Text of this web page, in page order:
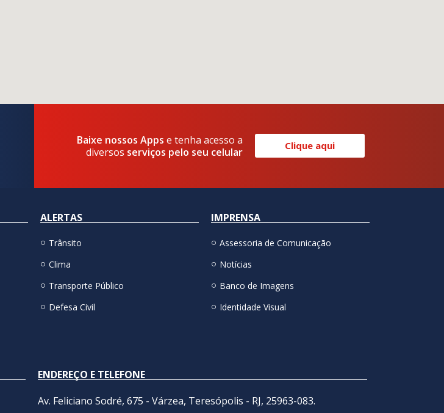
Baixe nossos Appse tenha acesso a
diversos serviços pelo seu celular Clique aqui
ALERTAS
Trânsito
Clima
Transporte Público
Defesa Civil
IMPRENSA
Assessoria de Comunicação
Notícias
Banco de Imagens
Identidade Visual
ENDEREÇO E TELEFONE
Av. Feliciano Sodré, 675 - Várzea, Teresópolis - RJ, 25963-083.